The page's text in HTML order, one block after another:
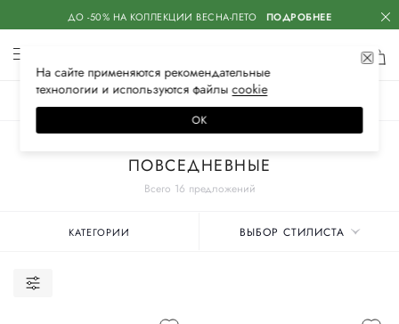
ДО -50% НА КОЛЛЕКЦИИ ВЕСНА-ЛЕТО ПОДРОБНЕЕ
Всего 16 предложений
ПОВСЕДНЕВНЫЕ
КАТЕГОРИИ ВЫБОР СТИЛИСТА
На сайте применяются рекомендательные
технологии и используются файлысооkiе
ОК